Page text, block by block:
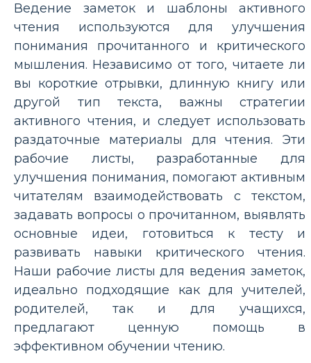
Ведение заметок и шаблоны активного
чтения используются для улучшения
понимания прочитанного и критического
мышления. Независимо от того, читаете ли
вы короткие отрывки, длинную книгу или
другой тип текста, важны стратегии
активного чтения, и следует использовать
раздаточные материалы для чтения. Эти
рабочие листы, разработанные для
улучшения понимания, помогают активным
читателям взаимодействовать с текстом,
задавать вопросы о прочитанном, выявлять
основные идеи, готовиться к тесту и
развивать навыки критического чтения.
Наши рабочие листы для ведения заметок,
идеально подходящие как для учителей,
родителей, так и для учащихся,
предлагают ценную помощь в
эффективном обучении чтению.